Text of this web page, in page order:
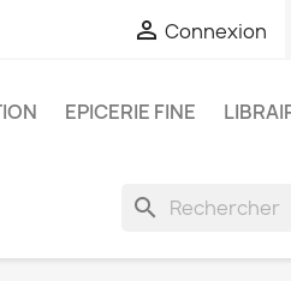
 Connexion
EPICERIE FINE
search